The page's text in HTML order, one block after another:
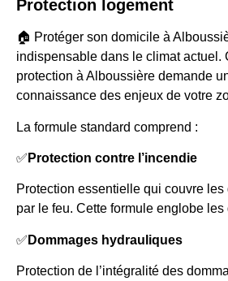
Protection logement
🏠 Protéger son domicile à
indispensable dans le climat actuel.
protection à Alboussière demande
connaissance des enjeux de votre
La formule standard comprend :
✅ Protection contre l’incendie
Protection essentielle qui couvre
par le feu. Cette formule englobe
✅ Dommages hydrauliques
Protection de l’intégralité des